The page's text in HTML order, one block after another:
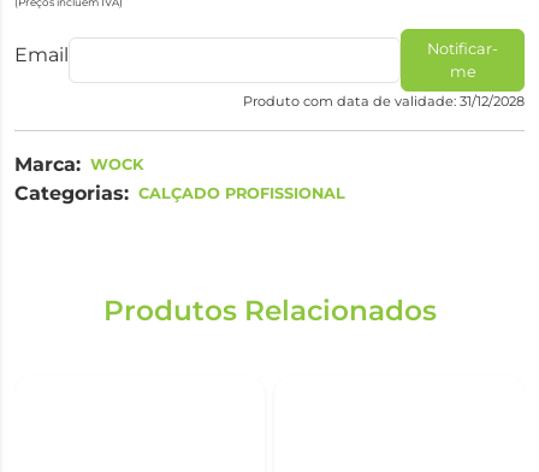
Email
Notificar-
me
Produto com data de validade: 31/12/2028
Marca: WOCK
Categorias: CALÇADO PROFISSIONAL
Produtos Relacionados